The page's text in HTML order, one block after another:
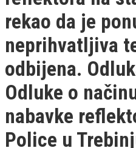
rekao da je
neprihvatljiva
odbijena.
Odluke o
nabavke
Police u